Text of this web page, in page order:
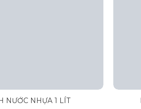
NƯỚC NHỰA 1 LÍT